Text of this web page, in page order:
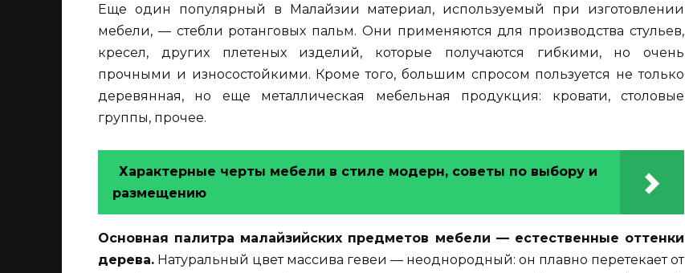
Еще один популярный в Малайзии материал, используемый при изготовлении
мебели, — стебли ротанговых пальм. Они применяются для производства стульев,
кресел, других плетеных изделий, которые получаются гибкими, но очень
прочными и износостойкими. Кроме того, большим спросом пользуется не только
деревянная, но еще металлическая мебельная продукция: кровати, столовые
группы, прочее.
Характерные черты мебели в стиле модерн, советы по выбору и
размещению
Основная палитра малайзийских предметов мебели — естественные оттенки
дерева. Натуральный цвет массива гевеи — неоднородный: он плавно перетекает от